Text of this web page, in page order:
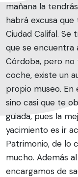
mañana la
habrá excusa que
Ciudad Califal.
que se encuentra
Córdoba, pero
coche, existe un
propio museo.
sino casi que te
guiada, pues la
yacimiento es ir
Patrimonio, de lo
mucho. Además
encargamos de